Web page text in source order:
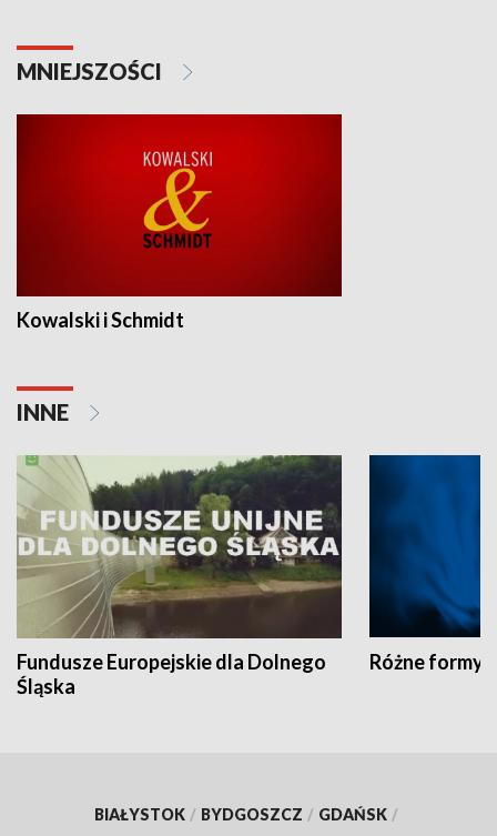
MNIEJSZOŚCI
Kowalski i Schmidt
INNE
Fundusze Europejskie dla Dolnego
Śląska
Różne formy
BIAŁYSTOK / BYDGOSZCZ / GDAŃSK /